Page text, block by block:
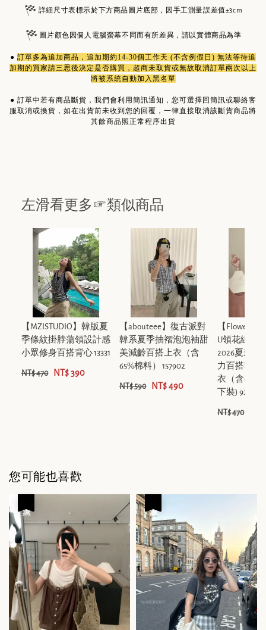
詳細尺寸表標示於下方商品圖片底部，因手工測量誤差值±3cm
圖片顏色因個人電腦螢幕不同而有所差異，請以實體商品為準
● 訂單多為追加商品 ，追加期約14-30個工作天 (不含例假日) 無法等待追
加期的買家請三思後決定是否購買，超商未取貨或無故取消訂單兩次以上
將被系統自動加入黑名單
● 訂單中若有商品斷貨，我們會利用簡訊通知，您可選擇回簡訊或聯絡客
服取消或換貨，如在出貨前未收到您的回覆，一律直接取消該斷貨商品將
其餘商品照正常程序出貨
左滑看更多☞類似商品
【MZISTUDIO】韓版夏
季條紋掛脖蕩領設計感
小眾修身百搭背心 13331
NT$ 470 NT$ 390
【abouteee】復古派對
韓系夏季抽褶泡泡袖甜
美減齡百搭上衣（含
65%棉料） 157902
NT$ 590 NT$ 490
【
U領花線彈
2026夏新款
力百搭韓版
衣（含65%
下裝) 92099
NT$ 470
您可能也喜歡